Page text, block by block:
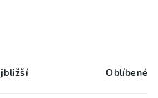
Oblíbené